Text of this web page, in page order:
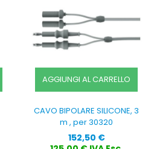
AGGIUNGI AL CARRELLO
CAVO BIPOLARE SILICONE, 3
m , per 30320
Prezzo
152,50 €